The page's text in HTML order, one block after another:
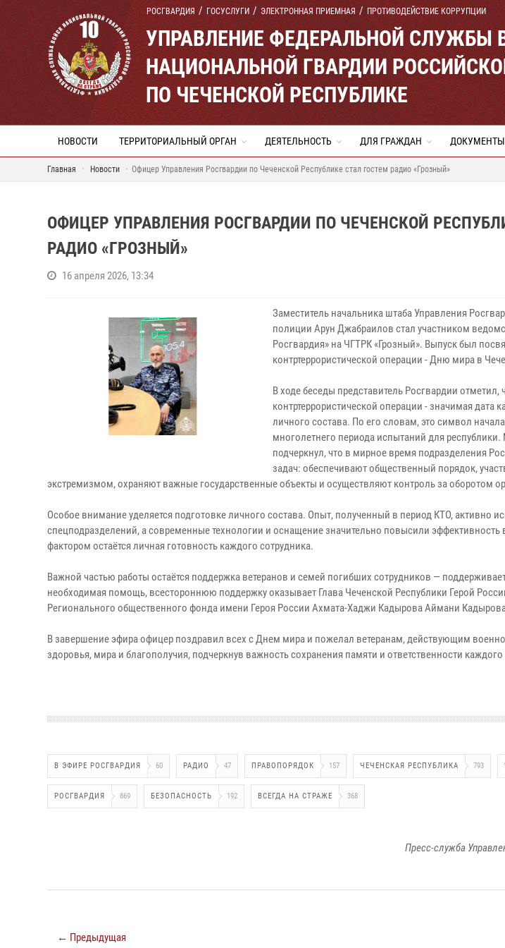
РОСГВАРДИЯ ГОСУСЛУГИ ЭЛЕКТРОННАЯ ПРИЕМНАЯ ПРОТИВОДЕЙСТВИЕ КОРРУПЦИИ
УПРАВЛЕНИЕ ФЕДЕРАЛЬНОЙ СЛУЖБЫ
НАЦИОНАЛЬНОЙ ГВАРДИИ
ПО ЧЕЧЕНСКОЙ РЕСПУБЛИКЕ
НОВОСТИ ТЕРРИТОРИАЛЬНЫЙ ОРГАН ДЕЯТЕЛЬНОСТЬ ДЛЯ ГРАЖДАН ДОКУМЕНТЫ
Главная Новости Офицер Управления Росгвардии по Чеченской Республике стал гостем радио «Грозный»
ОФИЦЕР УПРАВЛЕНИЯ РОСГВАРДИИ ПО ЧЕЧЕНСКОЙ
РАДИО «ГРОЗНЫЙ»
16 апреля 2026, 13:34
Заместитель начальника штаба Управления
полиции Арун Джабраилов стал участником
Росгвардия» на ЧГТРК «Грозный». Выпуск был
контртеррористической операции - Дню мира в
В ходе беседы представитель Росгвардии
контртеррористической операции - значимая дата
личного состава. По его словам, это символ
многолетнего периода испытаний для
подчеркнул, что в мирное время подразделения
задач: обеспечивают общественный порядок,
экстремизмом, охраняют важные государственные объекты и осуществляют контроль за оборотом
Особое внимание уделяется подготовке личного состава. Опыт, полученный в период КТО, активно
спецподразделений, а современные технологии и оснащение значительно повысили
фактором остаётся личная готовность каждого сотрудника.
Важной частью работы остаётся поддержка ветеранов и семей погибших сотрудников —
необходимая помощь, всестороннюю поддержку оказывает Глава Чеченской Республики Герой
Регионального общественного фонда имени Героя России Ахмата-Хаджи Кадырова Аймани
В завершение эфира офицер поздравил всех с Днем мира и пожелал ветеранам, действующим
здоровья, мира и благополучия, подчеркнув важность сохранения памяти и ответственности
В ЭФИРЕ РОСГВАРДИЯ 60 РАДИО 47 ПРАВОПОРЯДОК 157 ЧЕЧЕНСКАЯ РЕСПУБЛИКА 793
РОСГВАРДИЯ 869 БЕЗОПАСНОСТЬ 192 ВСЕГДА НА СТРАЖЕ 368
Пресс-служба
← Предыдущая